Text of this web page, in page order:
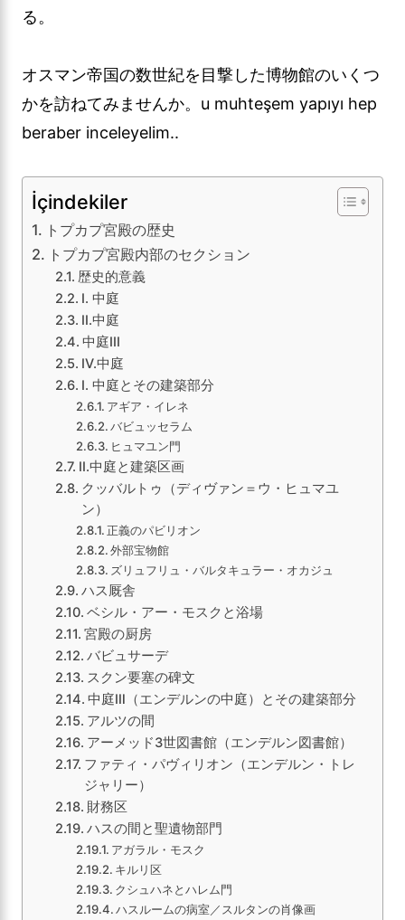
る。
オスマン帝国の数世紀を目撃した博物館のいくつ
かを訪ねてみませんか。u muhteşem yapıyı hep
beraber inceleyelim..
İçindekiler
トプカプ宮殿の歴史
トプカプ宮殿内部のセクション
歴史的意義
I. 中庭
II.中庭
中庭III
IV.中庭
I. 中庭とその建築部分
アギア・イレネ
バビュッセラム
ヒュマユン門
II.中庭と建築区画
クッバルトゥ（ディヴァン＝ウ・ヒュマユ
ン）
正義のパビリオン
外部宝物館
ズリュフリュ・バルタキュラー・オカジュ
ハス厩舎
ベシル・アー・モスクと浴場
宮殿の厨房
バビュサーデ
スクン要塞の碑文
中庭Ⅲ（エンデルンの中庭）とその建築部分
アルツの間
アーメッド3世図書館（エンデルン図書館）
ファティ・パヴィリオン（エンデルン・トレ
ジャリー）
財務区
ハスの間と聖遺物部門
アガラル・モスク
キルリ区
クシュハネとハレム門
ハスルームの病室／スルタンの肖像画